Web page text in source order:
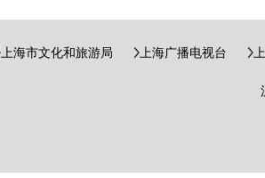
上海市文化和旅游局 上海广播电视台